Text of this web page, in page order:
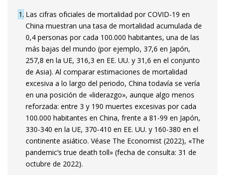
1 Las cifras oficiales de mortalidad por COVID-19 en
China muestran una tasa de mortalidad acumulada de
0,4 personas por cada 100.000 habitantes, una de las
más bajas del mundo (por ejemplo, 37,6 en Japón,
257,8 en la UE, 316,3 en EE. UU. y 31,6 en el conjunto
de Asia). Al comparar estimaciones de mortalidad
excesiva a lo largo del periodo, China todavía se vería
en una posición de «liderazgo», aunque algo menos
reforzada: entre 3 y 190 muertes excesivas por cada
100.000 habitantes en China, frente a 81-99 en Japón,
330-340 en la UE, 370-410 en EE. UU. y 160-380 en el
continente asiático. Véase The Economist (2022), «The
pandemic’s true death toll» (fecha de consulta: 31 de
octubre de 2022).